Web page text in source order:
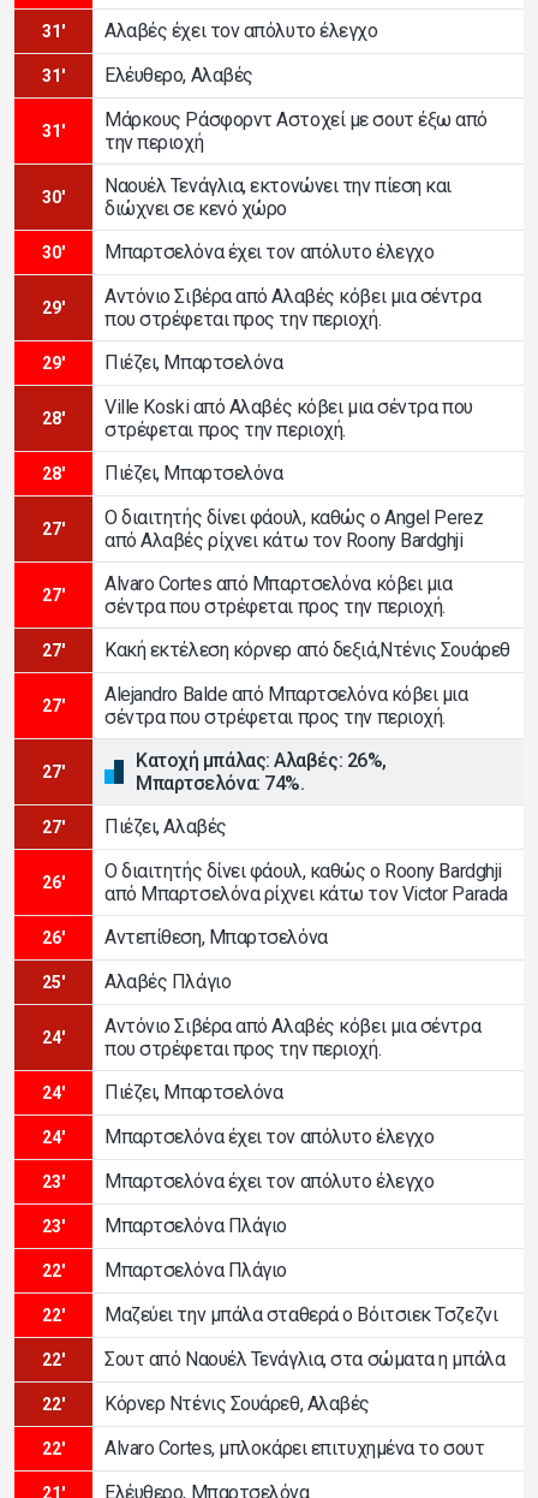
31' Αλαβές έχει τον απόλυτο έλεγχο
31' Ελέυθερο, Αλαβές
31'
Μάρκους Ράσφορντ Αστοχεί με σουτ έξω από
την περιοχή
30'
Ναουέλ Τενάγλια, εκτονώνει την πίεση και
διώχνει σε κενό χώρο
30' Μπαρτσελόνα έχει τον απόλυτο έλεγχο
29'
Αντόνιο Σιβέρα από Αλαβές κόβει μια σέντρα
που στρέφεται προς την περιοχή.
29' Πιέζει, Μπαρτσελόνα
28'
Ville Koski από Αλαβές κόβει μια σέντρα που
στρέφεται προς την περιοχή.
28' Πιέζει, Μπαρτσελόνα
27'
Ο διαιτητής δίνει φάουλ, καθώς ο Angel Perez
από Αλαβές ρίχνει κάτω τον Roony Bardghji
27'
Alvaro Cortes από Μπαρτσελόνα κόβει μια
σέντρα που στρέφεται προς την περιοχή.
27' Κακή εκτέλεση κόρνερ από δεξιά,Ντένις Σουάρεθ
27'
Alejandro Balde από Μπαρτσελόνα κόβει μια
σέντρα που στρέφεται προς την περιοχή.
27'
Κατοχή μπάλας: Αλαβές: 26%,
Μπαρτσελόνα: 74%.
27' Πιέζει, Αλαβές
26'
Ο διαιτητής δίνει φάουλ, καθώς ο Roony Bardghji
από Μπαρτσελόνα ρίχνει κάτω τον Victor Parada
26' Αντεπίθεση, Μπαρτσελόνα
25' Αλαβές Πλάγιο
24'
Αντόνιο Σιβέρα από Αλαβές κόβει μια σέντρα
που στρέφεται προς την περιοχή.
24' Πιέζει, Μπαρτσελόνα
24' Μπαρτσελόνα έχει τον απόλυτο έλεγχο
23' Μπαρτσελόνα έχει τον απόλυτο έλεγχο
23' Μπαρτσελόνα Πλάγιο
22' Μπαρτσελόνα Πλάγιο
22' Μαζεύει την μπάλα σταθερά ο Βόιτσιεκ Τσζεζνι
22' Σουτ από Ναουέλ Τενάγλια, στα σώματα η μπάλα
22' Κόρνερ Ντένις Σουάρεθ, Αλαβές
22' Alvaro Cortes, μπλοκάρει επιτυχημένα το σουτ
21' Ελέυθερο, Μπαρτσελόνα